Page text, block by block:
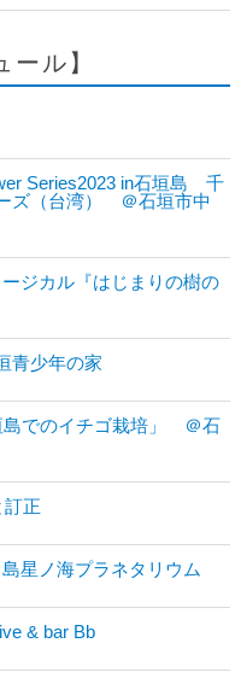
ル】
Series2023 in石垣島 千
ズ（台湾） ＠石垣市中
ジカル『はじまりの樹の
青少年の家
島でのイチゴ栽培」 ＠石
訂正
星ノ海プラネタリウム
& bar Bb